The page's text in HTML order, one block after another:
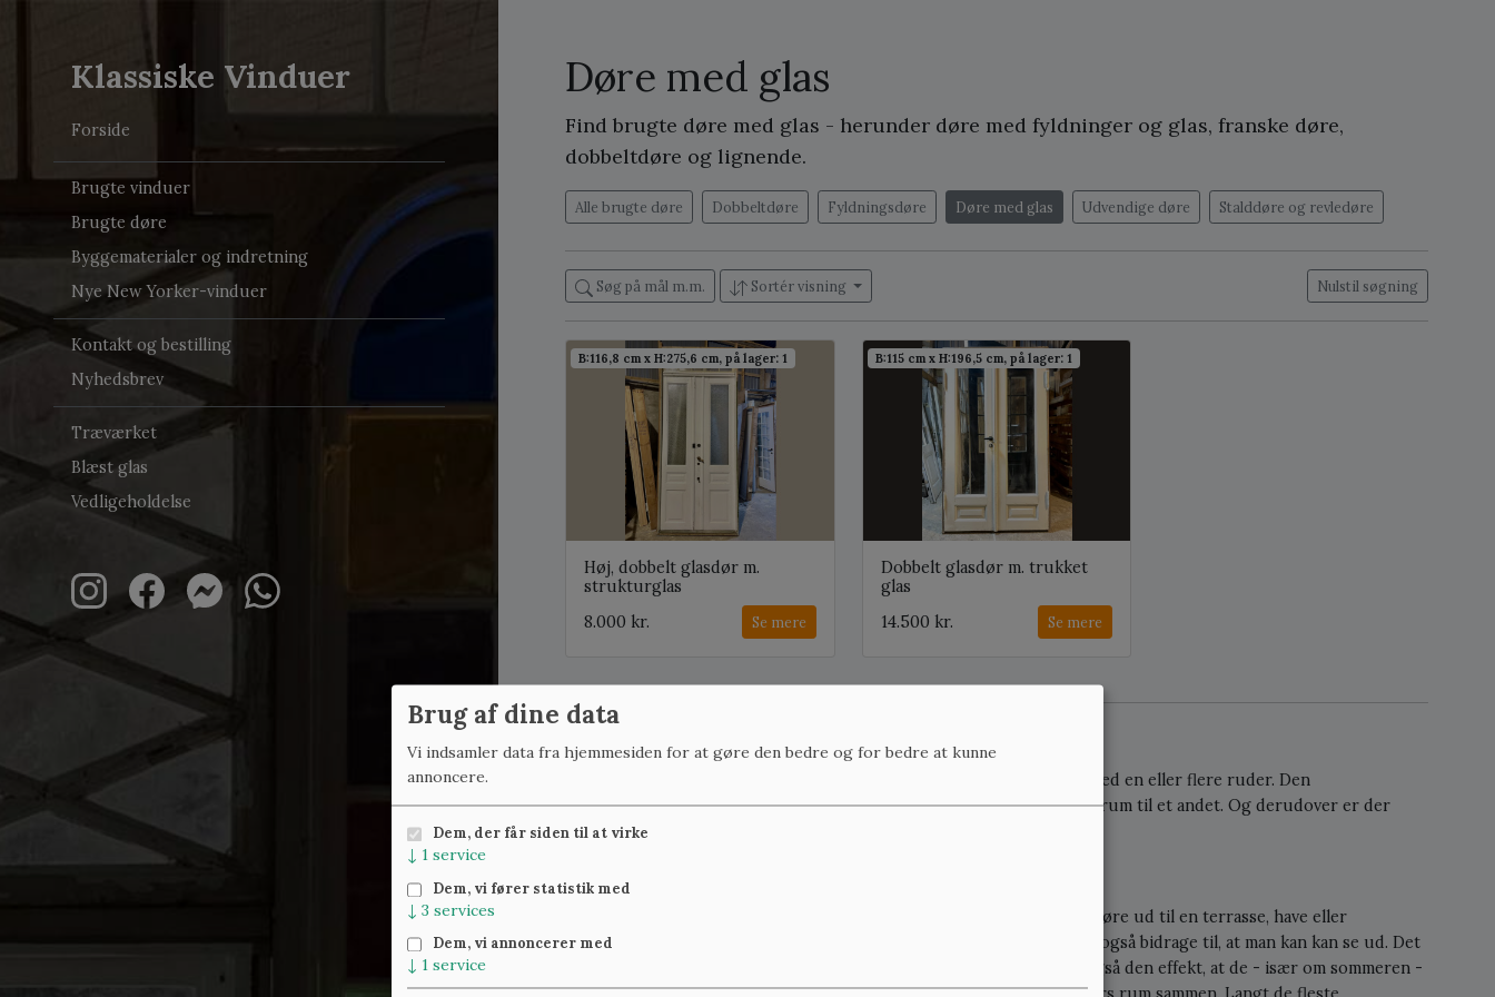
Klassiske Vinduer
Forside
Brugte vinduer
Brugte døre
Byggematerialer og indretning
Nye New Yorker-vinduer
Kontakt og bestilling
Nyhedsbrev
Træværket
Blæst glas
Vedligeholdelse
Døre med glas
Find brugte døre med glas - herunder døre med fyldninger og glas, franske døre,
dobbeltdøre og lignende.
Alle brugte døre Dobbeltdøre Fyldningsdøre Døre med glas Udvendige døre Stalddøre og revledøre
Søg på mål m.m. Sortér visning Nulstil søgning
B:116,8 cm x H:275,6 cm, på lager: 1
Høj, dobbelt glasdør m.
strukturglas
8.000 kr.
Se mere
B:115 cm x H:196,5 cm, på lager: 1
Dobbelt glasdør m. trukket
glas
14.500 kr.
Se mere
Glasdøre
Døre med glas er et vidt begreb og dækker i sagens natur blot døre med en eller flere ruder. Den
grundlæggende funktion for glasdøre er at lade lys bevæge sig fra et rum til et andet. Og derudover er der
også det æstetiske element.
Terrassedøre med glas
Terrassedøre er almindeligvis med glas. Meget ofte placeres terrassedøre ud til en terrasse, have eller
gårdsplads. Her er funktionen ikke blot at lede lys ind i hjemmet, men også bidrage til, at man kan kan se ud. Det
kan gøre rumfornemmelsen større. Især dobbelte terrassedøre har også den effekt, at de - især om sommeren -
Brug af dine data
Vi indsamler data fra hjemmesiden for at gøre den bedre og for bedre at kunne
annoncere.
Dem, der får siden til at virke
↓ 1 service
Dem, vi fører statistik med
↓ 3 services
Dem, vi annoncerer med
↓ 1 service